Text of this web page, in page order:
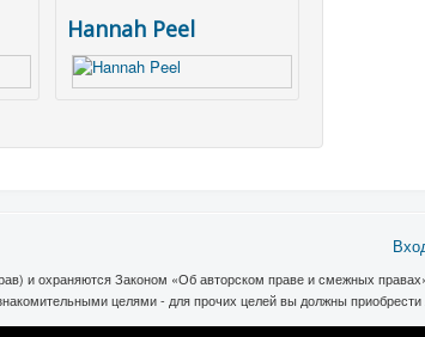
Hannah Peel
и охраняются Законом «Об авторском праве и смежных
целями - для прочих целей вы должны